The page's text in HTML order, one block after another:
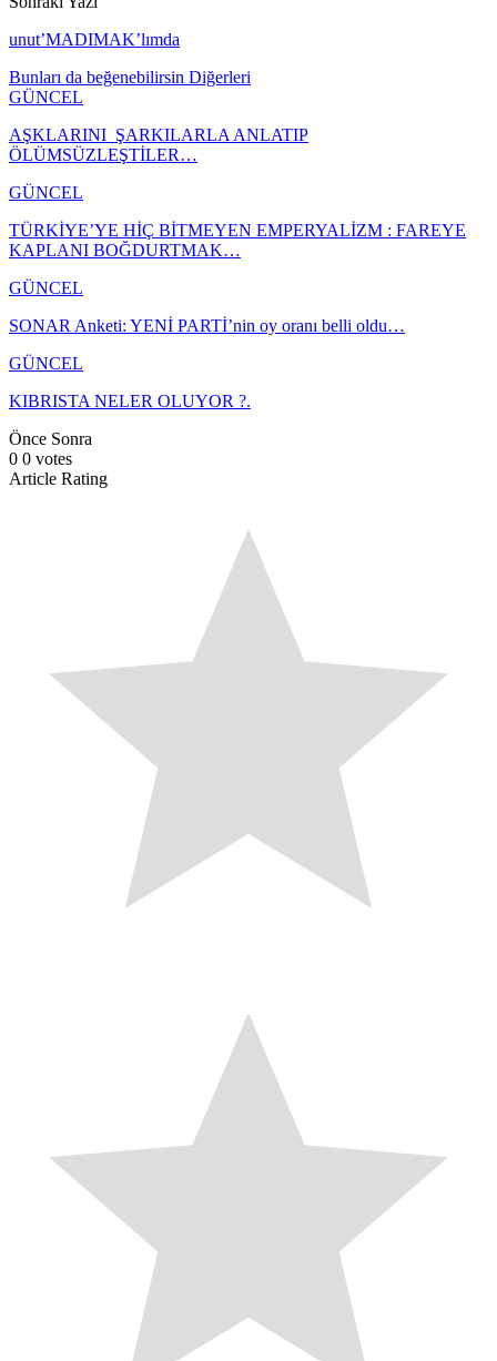
unut’MADIMAK’lımda
Bunları da beğenebilirsin Diğerleri
GÜNCEL
AŞKLARINI ŞARKILARLA ANLATIP
ÖLÜMSÜZLEŞTİLER…
GÜNCEL
TÜRKİYE’YE HİÇ BİTMEYEN EMPERYALİZM : FAREYE
KAPLANI BOĞDURTMAK…
GÜNCEL
SONAR Anketi: YENİ PARTİ’nin oy oranı belli oldu…
GÜNCEL
KIBRISTA NELER OLUYOR ?.
Önce Sonra
0 0 votes
Article Rating